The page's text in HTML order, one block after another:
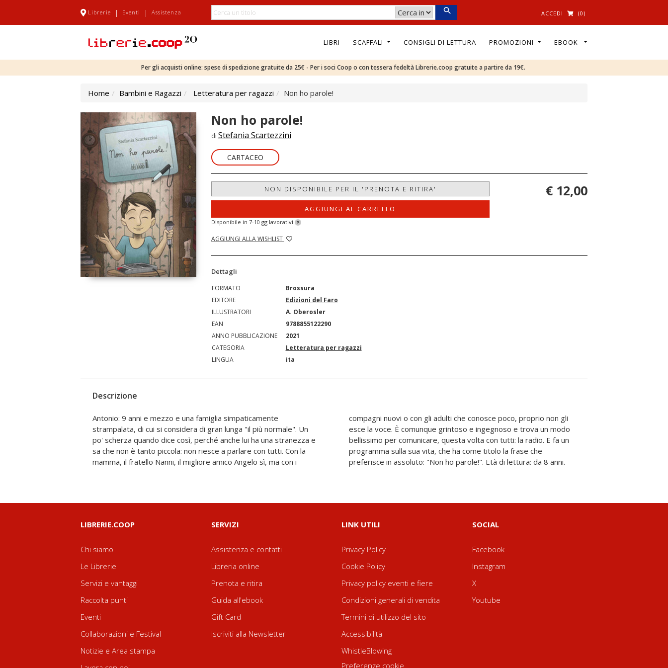
Librerie | Eventi | Assistenza ACCEDI (0)
LIBRI SCAFFALI CONSIGLI DI LETTURA PROMOZIONI EBOOK
Per gli acquisti online: spese di spedizione gratuite da 25€ - Per i soci Coop o con tessera fedeltà Librerie.coop gratuite a partire da 19€.
Home Bambini e Ragazzi Letteratura per ragazzi Non ho parole!
Non ho parole!
di Stefania Scartezzini
CARTACEO
NON DISPONIBILE PER IL 'PRENOTA E RITIRA'
AGGIUNGI AL CARRELLO
Disponibile in 7-10 gg lavorativi ?
AGGIUNGI ALLA WISHLIST
€ 12,00
Dettagli
FORMATO
Brossura
EDITORE
Edizioni del Faro
ILLUSTRATORI
A. Oberosler
EAN
9788855122290
ANNO PUBBLICAZIONE
2021
CATEGORIA
Letteratura per ragazzi
LINGUA
ita
Descrizione
Antonio: 9 anni e mezzo e una famiglia simpaticamente
strampalata, di cui si considera di gran lunga "il più normale". Un
po' scherza quando dice così, perché anche lui ha una stranezza e
sa che non è tanto piccola: non riesce a parlare con tutti. Con la
mamma, il fratello Nanni, il migliore amico Angelo sì, ma con i
compagni nuovi o con gli adulti che conosce poco, proprio non gli
esce la voce. È comunque grintoso e ingegnoso e trova un modo
bellissimo per comunicare, questa volta con tutti: la radio. E fa un
programma sulla sua vita, che ha come titolo la frase che
preferisce in assoluto: "Non ho parole!". Età di lettura: da 8 anni.
LIBRERIE.COOP
Chi siamo
Le Librerie
Servizi e vantaggi
Raccolta punti
Eventi
Collaborazioni e Festival
Notizie e Area stampa
SERVIZI
Assistenza e contatti
Libreria online
Prenota e ritira
Guida all'ebook
Gift Card
Iscriviti alla Newsletter
LINK UTILI
Privacy Policy
Cookie Policy
Privacy policy eventi e fiere
Condizioni generali di vendita
Termini di utilizzo del sito
Accessibilità
WhistleBlowing
Preferenze cookie
SOCIAL
Facebook
Instagram
X
Youtube